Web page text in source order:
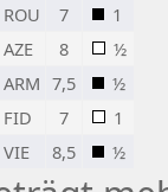
ROU 7
1
AZE 8
½
ARM 7,5
½
FID 7
1
VIE 8,5 ½